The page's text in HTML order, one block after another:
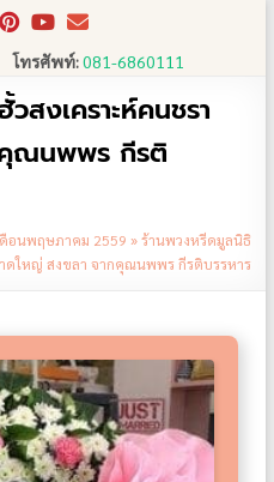
โทรศัพท์:081-6860111
สงเคราะห์คนชรา
ณนพพร กีรติ
อนพฤษภาคม 2559 »ร้านพวงหรีดมูลนิธิ
ดใหญ่ สงขลา จากคุณนพพร กีรติบรรหาร